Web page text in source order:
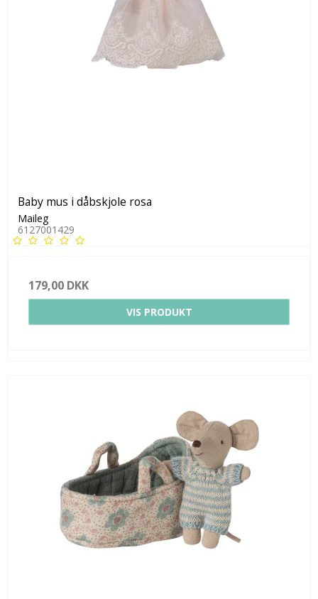
Baby mus i dåbskjole rosa
Maileg
6127001429
179,00 DKK
VIS PRODUKT